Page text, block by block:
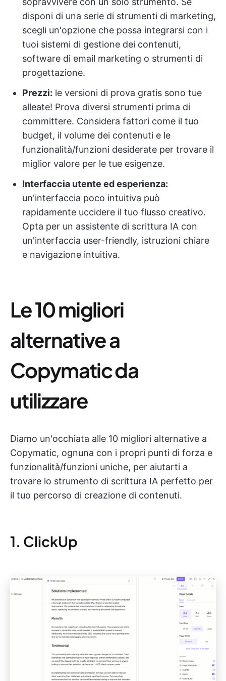
disponi di una serie di strumenti di marketing,
scegli un'opzione che possa integrarsi con i
tuoi sistemi di gestione dei contenuti,
software di email marketing o strumenti di
progettazione.
Prezzi: le versioni di prova gratis sono tue
alleate! Prova diversi strumenti prima di
committere. Considera fattori come il tuo
budget, il volume dei contenuti e le
funzionalità/funzioni desiderate per trovare il
miglior valore per le tue esigenze.
Interfaccia utente ed esperienza:
un'interfaccia poco intuitiva può
rapidamente uccidere il tuo flusso creativo.
Opta per un assistente di scrittura IA con
un'interfaccia user-friendly, istruzioni chiare
e navigazione intuitiva.
Le 10 migliori
alternative a
Copymatic da
utilizzare
Diamo un'occhiata alle 10 migliori alternative a
Copymatic, ognuna con i propri punti di forza e
funzionalità/funzioni uniche, per aiutarti a
trovare lo strumento di scrittura IA perfetto per
il tuo percorso di creazione di contenuti.
1. ClickUp